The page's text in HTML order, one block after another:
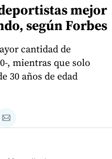
mejor
según Forbes
cantidad de
, mientras que solo
30 años de edad
Compartir
via